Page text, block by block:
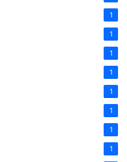
1
1
1
1
1
1
1
1